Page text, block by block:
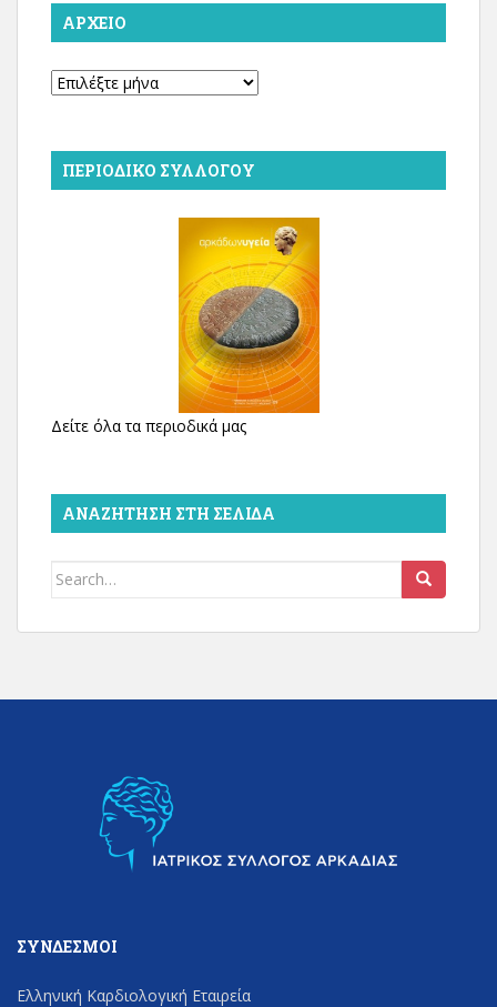
ΑΡΧΕΊΟ
Αρχείο
ΠΕΡΙΟΔΙΚΌ ΣΥΛΛΌΓΟΥ
Δείτε όλα τα περιοδικά μας
ΑΝΑΖΉΤΗΣΗ ΣΤΗ ΣΕΛΊΔΑ
Search
ΣΎΝΔΕΣΜΟΙ
Ελληνική Καρδιολογική Εταιρεία